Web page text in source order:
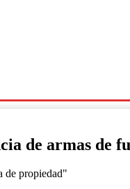
de armas de
de propiedad"